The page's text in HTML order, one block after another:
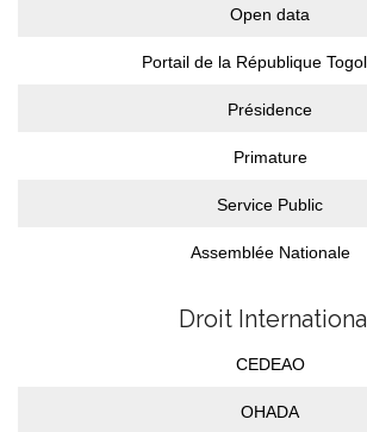
Open data
Portail de la République
Présidence
Primature
Service Public
Assemblée Nationale
Droit
CEDEAO
OHADA